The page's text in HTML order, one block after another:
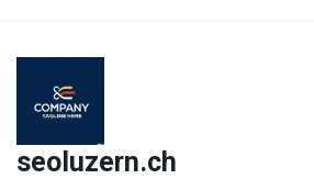
content
seoluzern.ch